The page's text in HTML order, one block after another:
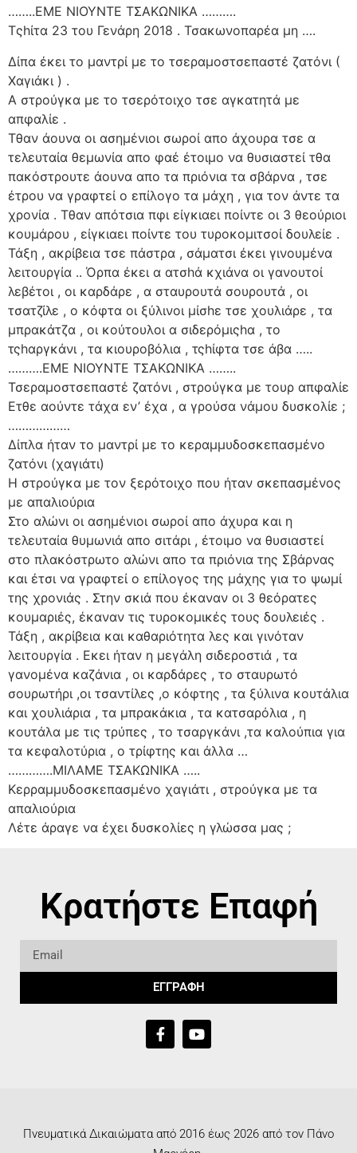
……..ΕΜΕ ΝΙΟΥΝΤΕ ΤΣΑΚΩΝΙΚΑ ……….
Τςhίτα 23 του Γενάρη 2018 . Τσακωνοπαρέα μη ….
Δίπα έκει το μαντρί με το τσεραμοστσεπαστέ ζατόνι (
Χαγιάκι ) .
Α στρούγκα με το τσερότοιχο τσε αγκατητά με
απφαλίε .
Τθαν άουνα οι ασημένιοι σωροί απο άχουρα τσε α
τελευταία θεμωνία απο φαέ έτοιμο να θυσιαστεί τθα
πακόστρουτε άουνα απο τα πριόνια τα σβάρνα , τσε
έτρου να γραφτεί ο επίλογο τα μάχη , για τον άντε τα
χρονία . Τθαν απότσια πφι είγκιαει ποίντε οι 3 θεούριοι
κουμάρου , είγκιαει ποίντε του τυροκομιτσοί δουλείε .
Τάξη , ακρίβεια τσε πάστρα , σάματσι έκει γινουμένα
λειτουργία .. Όρπα έκει α ατσhά κχιάνα οι γανουτοί
λεβέτοι , οι καρδάρε , α σταυρουτά σουρουτά , οι
τσατζίλε , ο κόφτα οι ξύλινοι μίσhε τσε χουλιάρε , τα
μπρακάτζα , οι κούτουλοι α σιδερόμιςhα , το
τςhαργκάνι , τα κιουροβόλια , τςhίφτα τσε άβα …..
……….ΕΜΕ ΝΙΟΥΝΤΕ ΤΣΑΚΩΝΙΚΑ ……..
Τσεραμοστσεπαστέ ζατόνι , στρούγκα με τουρ απφαλίε
Ετθε αούντε τάχα εν’ έχα , α γρούσα νάμου δυσκολίε ;
………………
Δίπλα ήταν το μαντρί με το κεραμμυδοσκεπασμένο
ζατόνι (χαγιάτι)
Η στρούγκα με τον ξερότοιχο που ήταν σκεπασμένος
με απαλιούρια
Στο αλώνι οι ασημένιοι σωροί απο άχυρα και η
τελευταία θυμωνιά απο σιτάρι , έτοιμο να θυσιαστεί
στο πλακόστρωτο αλώνι απο τα πριόνια της Σβάρνας
και έτσι να γραφτεί ο επίλογος της μάχης για το ψωμί
της χρονιάς . Στην σκιά που έκαναν οι 3 θεόρατες
κουμαριές, έκαναν τις τυροκομικές τους δουλειές .
Τάξη , ακρίβεια και καθαριότητα λες και γινόταν
λειτουργία . Εκει ήταν η μεγάλη σιδεροστιά , τα
γανομένα καζάνια , οι καρδάρες , το σταυρωτό
σουρωτήρι ,οι τσαντίλες ,ο κόφτης , τα ξύλινα κουτάλια
και χουλιάρια , τα μπρακάκια , τα κατσαρόλια , η
κουτάλα με τις τρύπες , το τσαργκάνι ,τα καλούπια για
τα κεφαλοτύρια , ο τρίφτης και άλλα …
………….ΜΙΛΑΜΕ ΤΣΑΚΩΝΙΚΑ …..
Κερραμμυδοσκεπασμένο χαγιάτι , στρούγκα με τα
απαλιούρια
Λέτε άραγε να έχει δυσκολίες η γλώσσα μας ;
Κρατήστε Επαφή
ΕΓΓΡΑΦΗ
Πνευματικά Δικαιώματα από 2016 έως 2026 από τον Πάνο